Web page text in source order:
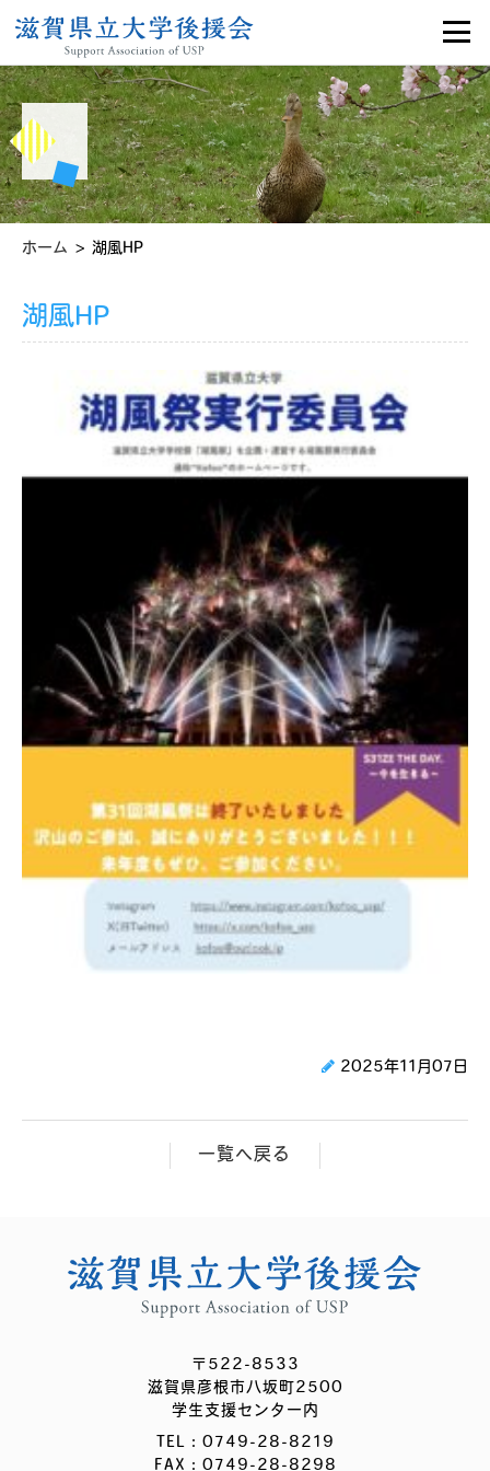
ホーム > 湖風HP
湖風HP
2025年11月07日
一覧へ戻る
〒522-8533
滋賀県彦根市八坂町2500
学生支援センター内
TEL：0749-28-8219
FAX：0749-28-8298